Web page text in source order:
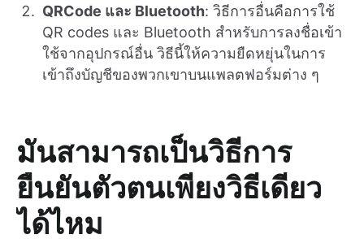
QRCode และ Bluetooth: วิธีการอื่นคือการใช้
QR codes และ Bluetooth สำหรับการลงชื่อเข้า
ใช้จากอุปกรณ์อื่น วิธีนี้ให้ความยืดหยุ่นในการ
เข้าถึงบัญชีของพวกเขาบนแพลตฟอร์มต่าง ๆ
มันสามารถเป็นวิธีการ
ยืนยันตัวตนเพียงวิธีเดียว
ได้ไหม